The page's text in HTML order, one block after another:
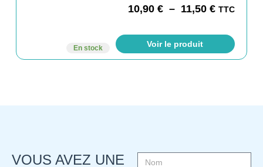
En stock
10,90€ – 11,50€ TTC
Voir le produit
VOUS AVEZ UNE